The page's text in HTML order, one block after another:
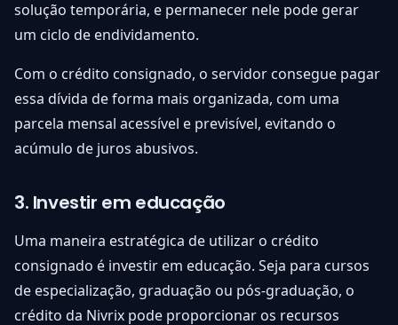
solução temporária, e permanecer nele pode gerar
um ciclo de endividamento.
Com o crédito consignado, o servidor consegue pagar
essa dívida de forma mais organizada, com uma
parcela mensal acessível e previsível, evitando o
acúmulo de juros abusivos.
3. Investir em educação
Uma maneira estratégica de utilizar o crédito
consignado é investir em educação. Seja para cursos
de especialização, graduação ou pós-graduação, o
crédito da Nivrix pode proporcionar os recursos